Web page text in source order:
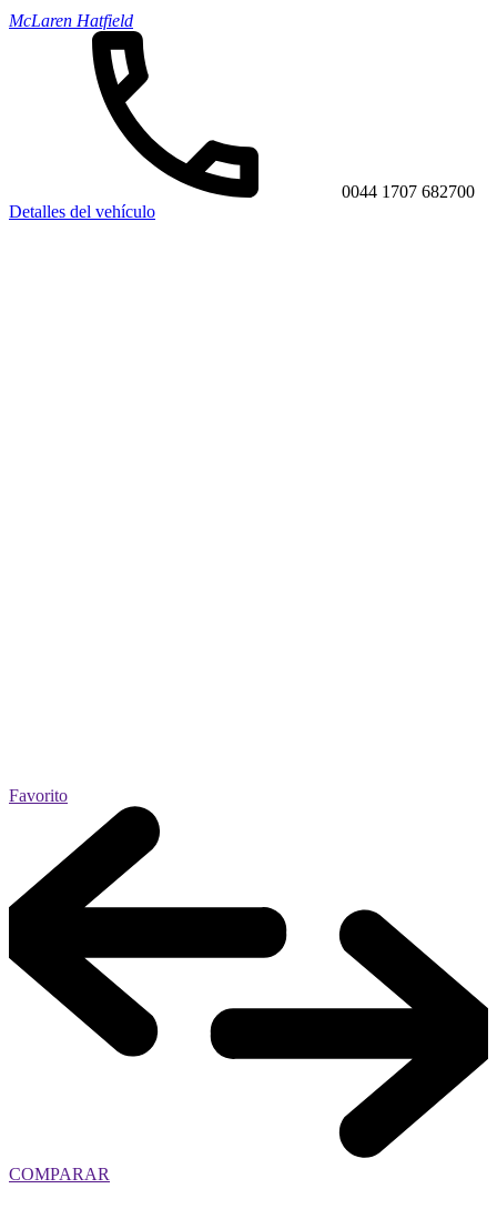
McLaren Hatfield
0044 1707 682700
Detalles del vehículo
Favorito
COMPARAR